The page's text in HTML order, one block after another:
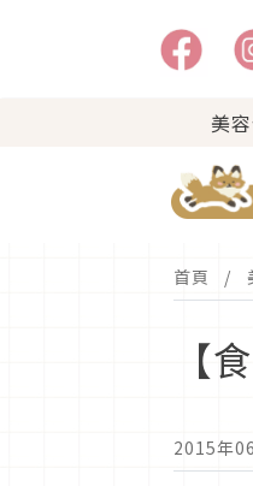
美
首頁
【
2015年